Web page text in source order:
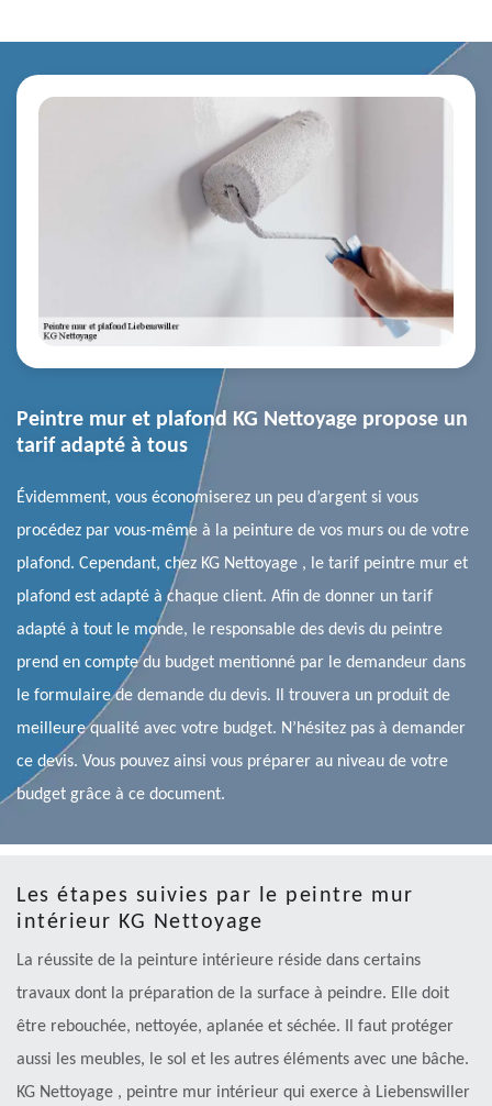
Peintre mur et plafond KG Nettoyage propose un
tarif adapté à tous
Évidemment, vous économiserez un peu d’argent si vous
procédez par vous-même à la peinture de vos murs ou de votre
plafond. Cependant, chez KG Nettoyage , le tarif peintre mur et
plafond est adapté à chaque client. Afin de donner un tarif
adapté à tout le monde, le responsable des devis du peintre
prend en compte du budget mentionné par le demandeur dans
le formulaire de demande du devis. Il trouvera un produit de
meilleure qualité avec votre budget. N’hésitez pas à demander
ce devis. Vous pouvez ainsi vous préparer au niveau de votre
budget grâce à ce document.
Les étapes suivies par le peintre mur
intérieur KG Nettoyage
La réussite de la peinture intérieure réside dans certains
travaux dont la préparation de la surface à peindre. Elle doit
être rebouchée, nettoyée, aplanée et séchée. Il faut protéger
aussi les meubles, le sol et les autres éléments avec une bâche.
KG Nettoyage , peintre mur intérieur qui exerce à Liebenswiller